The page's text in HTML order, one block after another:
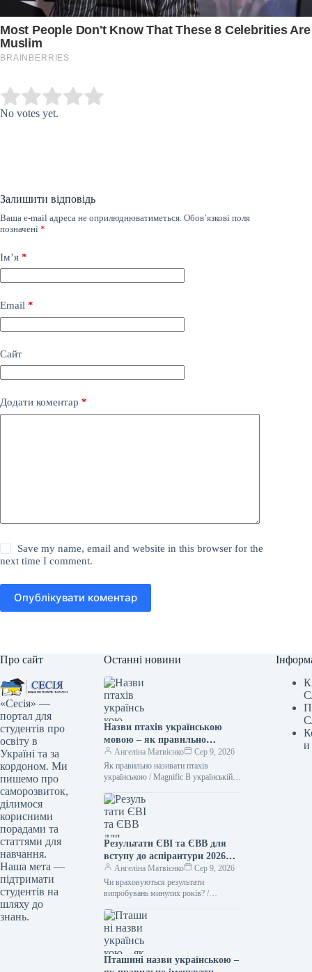
Rate this item:
No votes yet.
Залишити відповідь
Ваша e-mail адреса не оприлюднюватиметься. Обов’язкові поля
позначені *
Ім’я *
Email *
Сайт
Додати коментар *
Save my name, email and website in this browser for the
next time I comment.
Опублікувати коментар
Про сайт
«Сесія» —
портал для
студентів про
освіту в
Україні та за
кордоном. Ми
пишемо про
саморозвиток,
ділимося
корисними
порадами та
статтями для
навчання.
Наша мета —
підтримати
студентів на
шляху до
знань.
Останні новини
Назви птахів українською
мовою – як правильно
назвати лелеку, зозулю,
очеретянку
Ангеліна Матвієнко
Сер 9, 2026
Як правильно називати птахів
українською / Magnific В українській
Тому не варто “забруднювати” своє
мовлення…
Результати ЄВІ та ЄВВ для
вступу до аспірантури 2026
рокуАнгеліна Матвієнко
Сер 9, 2026
Чи враховуються результати
випробувань минулих років? /
Поширене запитання серед абітурієнтів
до аспірантури: чи необхідно щорічно
проходити
Пташині назви українською –
и